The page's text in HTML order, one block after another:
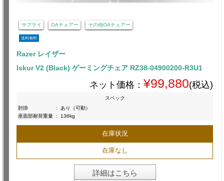
サプライ OAチェアー その他OAチェアー
送料無料
Razer レイザー
Iskur V2 (Black) ゲーミングチェア RZ38-04900200-R3U1
ネット価格： ¥99,880(税込)
スペック
肘掛
:
あり（可動）
座面部耐荷重量 : 136kg
在庫状況
在庫なし
詳細はこちら